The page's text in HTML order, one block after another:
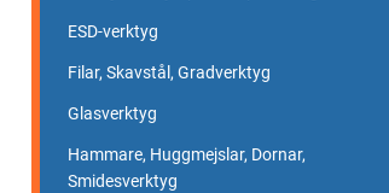
ESD-verktyg
Filar, Skavstål, Gradverktyg
Glasverktyg
Hammare, Huggmejslar, Dornar,
Smidesverktyg